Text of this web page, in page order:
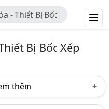
- Thiết Bị Bốc
Bị Bốc Xếp
thêm